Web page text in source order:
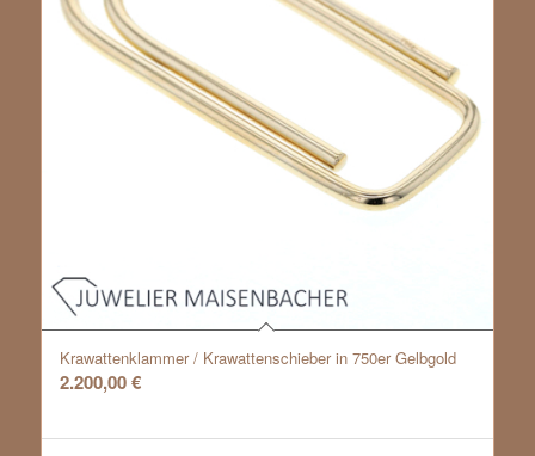
Krawattenklammer / Krawattenschieber in 750er Gelbgold
2.200,00€